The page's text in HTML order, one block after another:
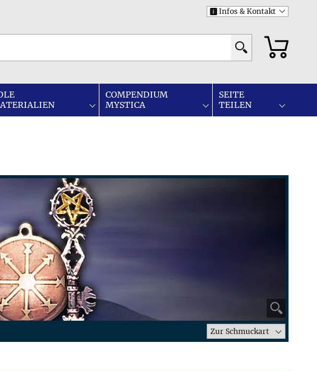
i Infos & Kontakt
COMPENDIUM
MYSTICA
SEITE
TEILEN
⚲
Zur Schmuckart